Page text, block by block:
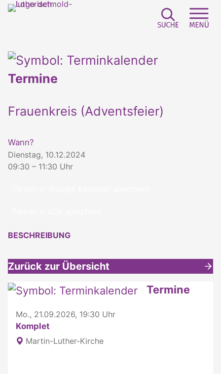
Termine
Frauenkreis (Adventsfeier)
Wann?
Dienstag, 10.12.2024
09:30 – 11:30 Uhr
BESCHREIBUNG
Zurück zur Übersicht
Weitere interessante Inhalte Termine
Mo., 21.09.2026, 19:30 Uhr
Komplet
Martin-Luther-Kirche